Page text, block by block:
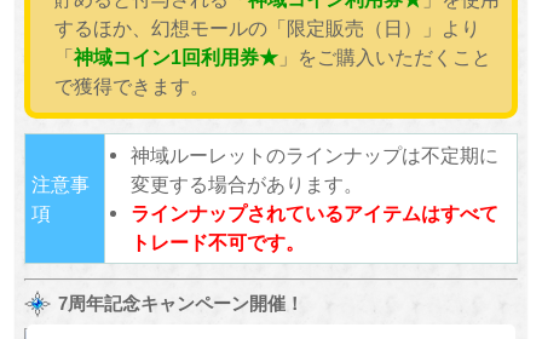
するほか、幻想モールの「限定販売（日）」より
「神域コイン1回利用券★」をご購入いただくこと
で獲得できます。
注意事
項
神域ルーレットのラインナップは不定期に
変更する場合があります。
ラインナップされているアイテムはすべて
トレード不可です。
7周年記念キャンペーン開催！